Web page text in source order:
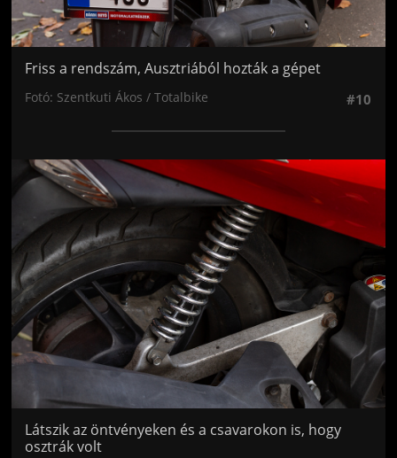
Friss a rendszám, Ausztriából hozták a gépet
Fotó: Szentkuti Ákos / Totalbike #10
Jön még kép!
Látszik az öntvényeken és a csavarokon is, hogy
osztrák volt